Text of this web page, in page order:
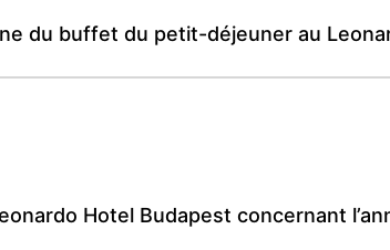
du buffet du petit-déjeuner au
Hotel Budapest concernant